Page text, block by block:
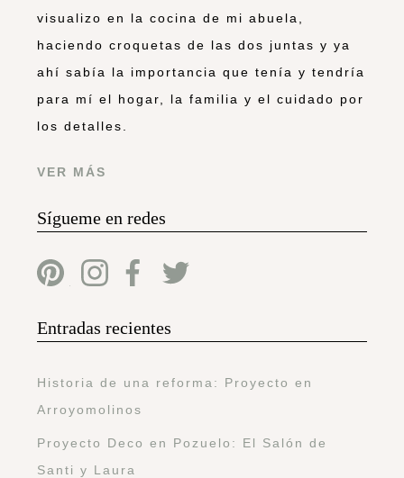
visualizo en la cocina de mi abuela,
haciendo croquetas de las dos juntas y ya
ahí sabía la importancia que tenía y tendría
para mí el hogar, la familia y el cuidado por
los detalles.
VER MÁS
Sígueme en redes
Entradas recientes
Historia de una reforma: Proyecto en
Arroyomolinos
Proyecto Deco en Pozuelo: El Salón de
Santi y Laura